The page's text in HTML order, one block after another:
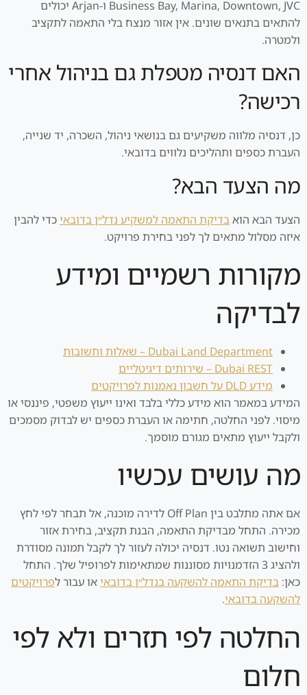
Business Bay, Marina, Downtown, JVC ו-Arjan יכולים
להתאים בתנאים שונים. אין אזור מנצח בלי התאמה לתקציב
ולמטרה.
האם דנסיה מטפלת גם בניהול אחרי
רכישה?
כן, דנסיה מלווה משקיעים גם בנושאי ניהול, השכרה, יד שנייה,
העברת כספים ותהליכים נלווים בדובאי.
מה הצעד הבא?
הצעד הבא הואבדיקת התאמה למשקיע נדל״ן בדובאיכדי להבין
איזה מסלול מתאים לך לפני בחירת פרויקט.
מקורות רשמיים ומידע
לבדיקה
Dubai Land Department – שאלות ותשובות
Dubai REST – שירותים דיגיטליים
מידע DLD על חשבון נאמנות לפרויקטים
המידע במאמר הוא מידע כללי בלבד ואינו ייעוץ משפטי, פיננסי או
מיסוי. לפני החלטה, חתימה או העברת כספים יש לבדוק מסמכים
ולקבל ייעוץ מתאים מגורם מוסמך.
מה עושים עכשיו
אם אתה מתלבט בין Off Plan לדירה מוכנה, אל תבחר לפי לחץ
מכירה. התחל מבדיקת התאמה, הבנת תקציב, בחירת אזור
וחישוב תשואה נטו. דנסיה יכולה לעזור לך לקבל תמונה מסודרת
ולהציג 3 הזדמנויות מסוננות שמתאימות לפרופיל שלך. התחל
כאן: בדיקת התאמה להשקעה בנדל״ן בדובאיאו עבור לפרויקטים
להשקעה בדובאי.
החלטה לפי תזרים ולא לפי
חלום